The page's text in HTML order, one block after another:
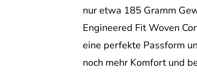
nur etwa 185 Gramm
Engineered Fit Woven
eine perfekte Passform
noch mehr Komfort und